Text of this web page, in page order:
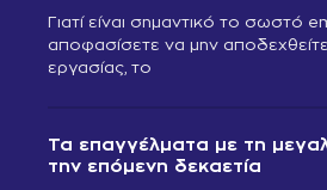
Γιατί είναι σημαντικό το σωστό
αποφασίσετε να μην
εργασίας, το
Τα επαγγέλματα με τη
την επόμενη δεκαετία